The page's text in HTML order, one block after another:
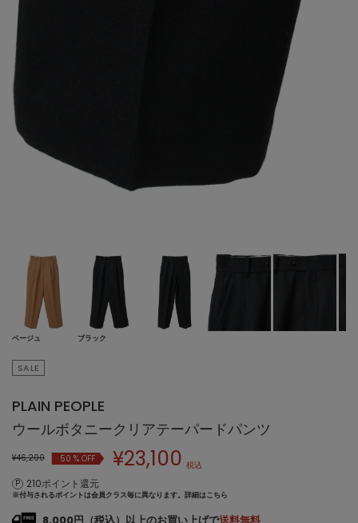
ベージュ ブラック
SALE
PLAIN PEOPLE
ウールボタニークリアテーパードパンツ
¥46,200 50% OFF ¥23,100 税込
210ポイント還元
※付与されるポイントは会員クラス毎に異なります。 詳細はこちら